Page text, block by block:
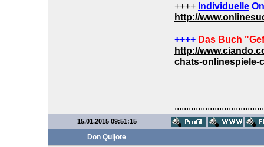
++++ Individuelle
http://
++++ Das Buch
http://
chats-onlinespiele-
15.01.2015 09:51:15
Don Quijote